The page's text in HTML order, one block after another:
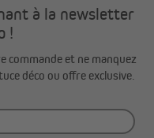
à la newsletter
!
commande et ne manquez
déco ou offre exclusive.